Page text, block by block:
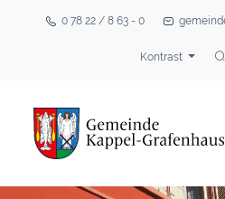
0 78 22 / 8 63 - 0
Kontrast